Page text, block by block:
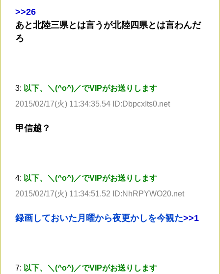
>>26
あと北陸三県とは言うが北陸四県とは言わんだ
ろ
3: 以下、＼(^o^)／でVIPがお送りします
2015/02/17(火) 11:34:35.54 ID:DbpcxIts0.net
甲信越？
4: 以下、＼(^o^)／でVIPがお送りします
2015/02/17(火) 11:34:51.52 ID:NhRPYWO20.net
録画しておいた月曜から夜更かしを今観た>>1
7: 以下、＼(^o^)／でVIPがお送りします